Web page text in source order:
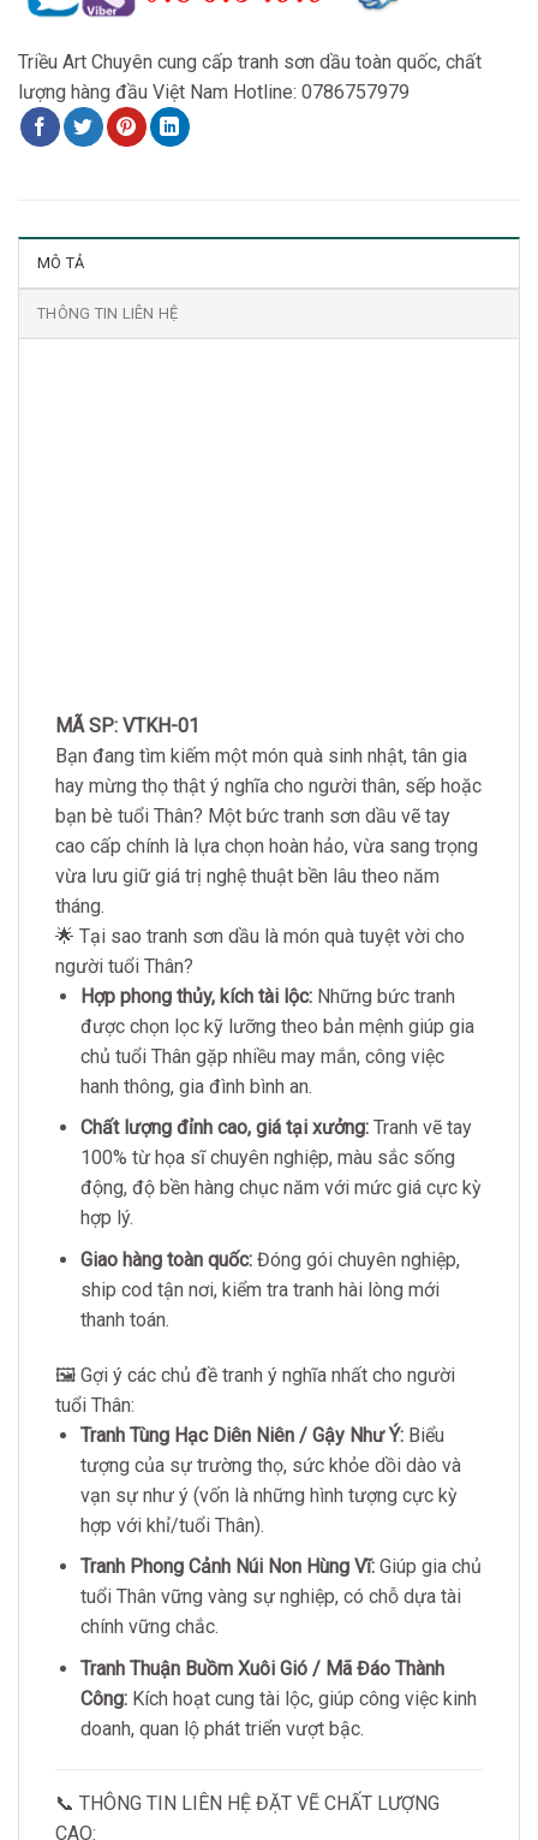
Triều Art Chuyên cung cấp tranh sơn dầu toàn quốc, chất
lượng hàng đầu Việt Nam Hotline: 0786757979
MÔ TẢ
THÔNG TIN LIÊN HỆ
MÃ SP: VTKH-01
Bạn đang tìm kiếm một món quà sinh nhật, tân gia
hay mừng thọ thật ý nghĩa cho người thân, sếp hoặc
bạn bè tuổi Thân? Một bức tranh sơn dầu vẽ tay
cao cấp chính là lựa chọn hoàn hảo, vừa sang trọng
vừa lưu giữ giá trị nghệ thuật bền lâu theo năm
tháng.
🌟 Tại sao tranh sơn dầu là món quà tuyệt vời cho
người tuổi Thân?
Hợp phong thủy, kích tài lộc:Những bức tranh
được chọn lọc kỹ lưỡng theo bản mệnh giúp gia
chủ tuổi Thân gặp nhiều may mắn, công việc
hanh thông, gia đình bình an.
Chất lượng đỉnh cao, giá tại xưởng:Tranh vẽ tay
100% từ họa sĩ chuyên nghiệp, màu sắc sống
động, độ bền hàng chục năm với mức giá cực kỳ
hợp lý.
Giao hàng toàn quốc:Đóng gói chuyên nghiệp,
ship cod tận nơi, kiểm tra tranh hài lòng mới
thanh toán.
🖼️ Gợi ý các chủ đề tranh ý nghĩa nhất cho người
tuổi Thân:
Tranh Tùng Hạc Diên Niên / Gậy Như Ý:Biểu
tượng của sự trường thọ, sức khỏe dồi dào và
vạn sự như ý (vốn là những hình tượng cực kỳ
hợp với khỉ/tuổi Thân).
Tranh Phong Cảnh Núi Non Hùng Vĩ:Giúp gia chủ
tuổi Thân vững vàng sự nghiệp, có chỗ dựa tài
chính vững chắc.
Tranh Thuận Buồm Xuôi Gió / Mã Đáo Thành
Công:Kích hoạt cung tài lộc, giúp công việc kinh
doanh, quan lộ phát triển vượt bậc.
📞 THÔNG TIN LIÊN HỆ ĐẶT VẼ CHẤT LƯỢNG
CAO: